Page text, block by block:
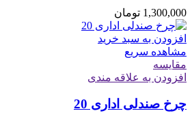
1,300,000 تومان
افزودن به سبد خرید
مشاهده سریع
مقایسه
افزودن به علاقه مندی
چرخ صندلی اداری 20